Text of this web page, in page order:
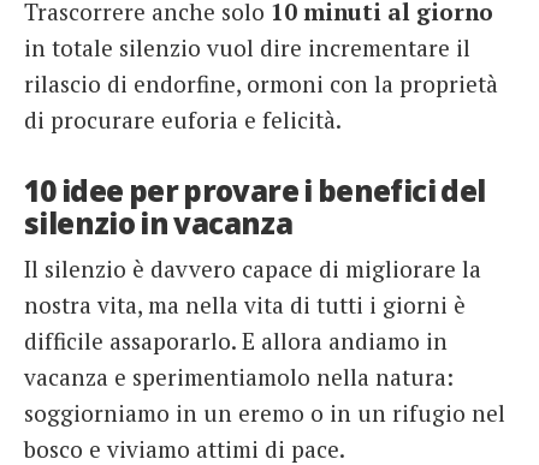
Trascorrere anche solo 10 minuti al giorno
in totale silenzio vuol dire incrementare il
rilascio di endorfine, ormoni con la proprietà
di procurare euforia e felicità.
10 idee per provare i benefici del
silenzio in vacanza
Il silenzio è davvero capace di migliorare la
nostra vita, ma nella vita di tutti i giorni è
difficile assaporarlo. E allora andiamo in
vacanza e sperimentiamolo nella natura:
soggiorniamo in un eremo o in un rifugio nel
bosco e viviamo attimi di pace.